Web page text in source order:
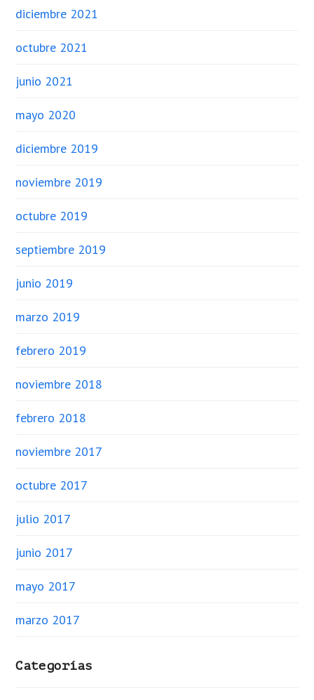
diciembre 2021
octubre 2021
junio 2021
mayo 2020
diciembre 2019
noviembre 2019
octubre 2019
septiembre 2019
junio 2019
marzo 2019
febrero 2019
noviembre 2018
febrero 2018
noviembre 2017
octubre 2017
julio 2017
junio 2017
mayo 2017
marzo 2017
Categorías